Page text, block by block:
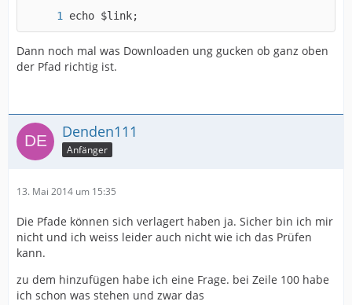
echo $link;
Dann noch mal was Downloaden ung gucken ob ganz oben
der Pfad richtig ist.
Denden111
Anfänger
13. Mai 2014 um 15:35
Die Pfade können sich verlagert haben ja. Sicher bin ich mir
nicht und ich weiss leider auch nicht wie ich das Prüfen
kann.
zu dem hinzufügen habe ich eine Frage. bei Zeile 100 habe
ich schon was stehen und zwar das